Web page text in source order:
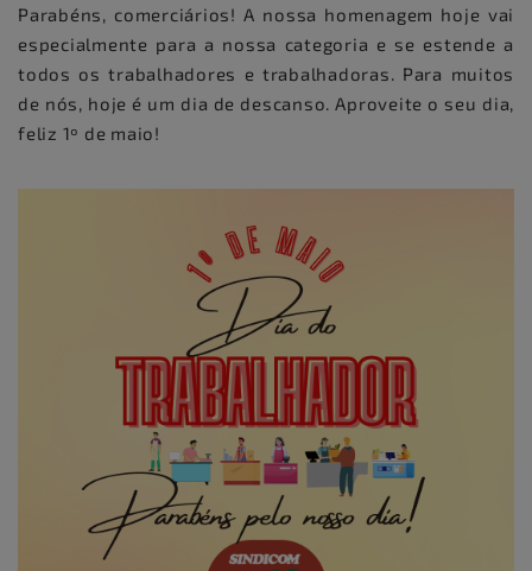
Parabéns, comerciários! A nossa homenagem hoje vai
especialmente para a nossa categoria e se estende a
todos os trabalhadores e trabalhadoras. Para muitos
de nós, hoje é um dia de descanso. Aproveite o seu dia,
feliz 1º de maio!